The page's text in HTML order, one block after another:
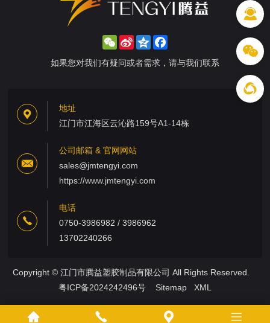
WeChat
Sina
Weibo
Qzone
如果您对我们有疑问或者需求，请与我们联系
地址
江门市江海区云沁路159号A1-14栋
公司邮箱 & 官网网站
sales@jmtengyi.com
https://www.jmtengyi.com
电话
0750-3986982 / 3986962
13702240266
Copyright © 江门市腾益塑胶制品有限公司 All Rights Reserved.
粤ICP备2024242496号
Sitemap XML